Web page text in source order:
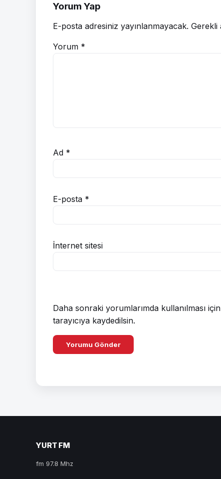
Yorum Yap
E-posta adresiniz yayınlanmayacak. Gerekli
Yorum *
Ad *
E-posta *
İnternet sitesi
Daha sonraki yorumlarımda kullanılması
tarayıcıya kaydedilsin.
YURT FM
fm 97.8 Mhz